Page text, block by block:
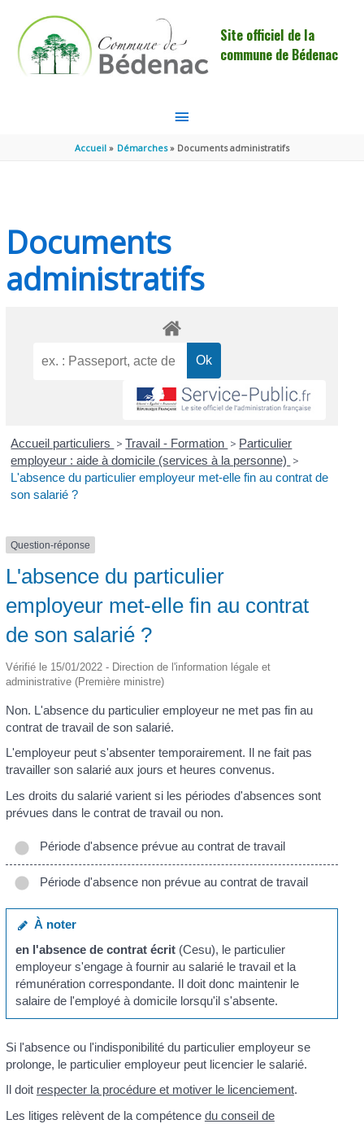
Site officiel de la
commune de Bédenac
MENU
PRINCIPAL
Accueil Démarches Documents administratifs
Documents
administratifs
Accueil particuliers > Travail - Formation > Particulier
employeur : aide à domicile (services à la personne) >
L'absence du particulier employeur met-elle fin au contrat de
son salarié ?
Question-réponse
L'absence du particulier
employeur met-elle fin au contrat
de son salarié ?
Vérifié le 15/01/2022 - Direction de l'information légale et
administrative (Première ministre)
Non. L'absence du particulier employeur ne met pas fin au
contrat de travail de son salarié.
L'employeur peut s'absenter temporairement. Il ne fait pas
travailler son salarié aux jours et heures convenus.
Les droits du salarié varient si les périodes d'absences sont
prévues dans le contrat de travail ou non.
Période d'absence prévue au contrat de travail
Période d'absence non prévue au contrat de travail
À noter
en l'absence de contrat écrit (Cesu), le particulier
employeur s'engage à fournir au salarié le travail et la
rémunération correspondante. Il doit donc maintenir le
salaire de l'employé à domicile lorsqu'il s'absente.
Si l'absence ou l'indisponibilité du particulier employeur se
prolonge, le particulier employeur peut licencier le salarié.
Il doit respecter la procédure et motiver le licenciement.
Les litiges relèvent de la compétence du conseil de